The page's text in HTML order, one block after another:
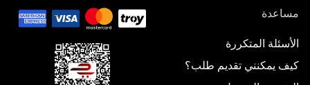
مساعدة
الأسئلة المتكررة
كيف يمكنني تقديم طلب؟